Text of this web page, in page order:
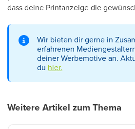
dass deine Printanzeige die
Wir bieten dir gerne in
erfahrenen
deiner Werbemotive an.
du hier.
Weitere Artikel zum Thema